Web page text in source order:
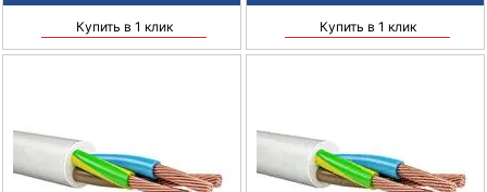
Купить в 1 клик Купить в 1 клик